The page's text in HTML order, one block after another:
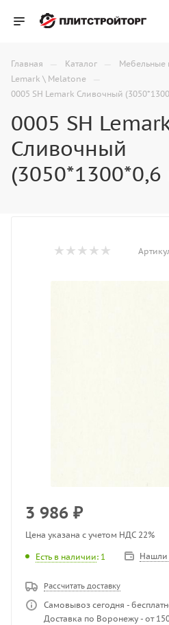
Главная — Каталог — Мебельные
Lemark \ Melatone —
0005 SH Lemark Сливочный
0005 SH
Сливочный
3 986 ₽
Цена указана с учетом НДС 22%
Есть в наличии: 1 Нашли
Рассчитать доставку
Самовывоз сегодня -
Доставка по Воронежу - от